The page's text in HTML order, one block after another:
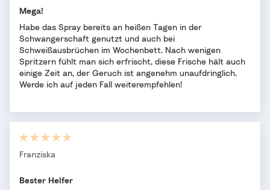
Mega!
Habe das Spray bereits an heißen Tagen in der
Schwangerschaft genutzt und auch bei
Schweißausbrüchen im Wochenbett. Nach wenigen
Spritzern fühlt man sich erfrischt, diese Frische hält auch
einige Zeit an, der Geruch ist angenehm unaufdringlich.
Werde ich auf jeden Fall weiterempfehlen!
Franziska
Bester Helfer